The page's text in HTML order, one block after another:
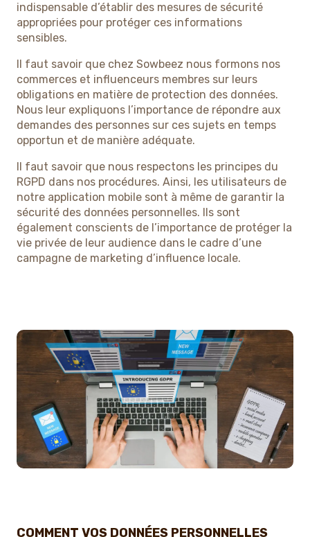
indispensable d’établir des mesures de sécurité
appropriées pour protéger ces informations
sensibles.
Il faut savoir que chez Sowbeez nous formons nos
commerces et influenceurs membres sur leurs
obligations en matière de protection des données.
Nous leur expliquons l’importance de répondre aux
demandes des personnes sur ces sujets en temps
opportun et de manière adéquate.
Il faut savoir que nous respectons les principes du
RGPD dans nos procédures. Ainsi, les utilisateurs de
notre application mobile sont à même de garantir la
sécurité des données personnelles. Ils sont
également conscients de l’importance de protéger la
vie privée de leur audience dans le cadre d’une
campagne de marketing d’influence locale.
COMMENT VOS DONNÉES PERSONNELLES